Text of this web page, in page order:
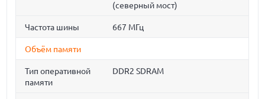
(северный мост)
Частота шины 667 МГц
Объём памяти
Тип оперативной
памяти
DDR2 SDRAM